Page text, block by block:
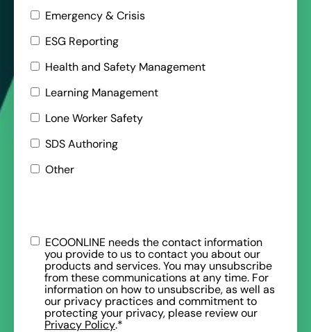
Emergency & Crisis
ESG Reporting
Health and Safety Management
Learning Management
Lone Worker Safety
SDS Authoring
Other
ECOONLINE needs the contact information
you provide to us to contact you about our
products and services. You may unsubscribe
from these communications at any time. For
information on how to unsubscribe, as well as
our privacy practices and commitment to
protecting your privacy, please review our
Privacy Policy.*